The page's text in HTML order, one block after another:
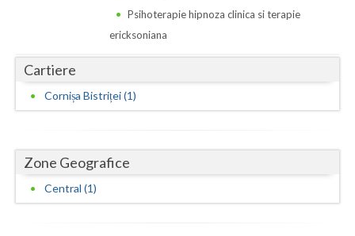
Harghita
Hunedoara
Iasi
Psihoterapie hipnoza clinica si terapie
ericksoniana
Cartiere
Cornișa Bistriței (1)
Zone Geografice
Central (1)